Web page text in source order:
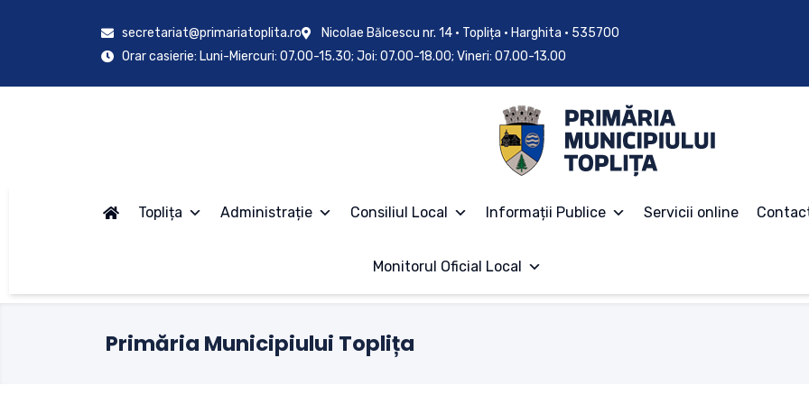
secretariat@primariatoplita.ro
Nicolae Bălcescu nr. 14 • Toplița • Harghita • 535700
Orar casierie: Luni-Miercuri: 07.00-15.30; Joi: 07.00-18.00; Vineri: 07.00-13.00
Toplița Administrație Consiliul Local Informații Publice Servicii online
Monitorul Oficial Local
Primăria Municipiului Toplița